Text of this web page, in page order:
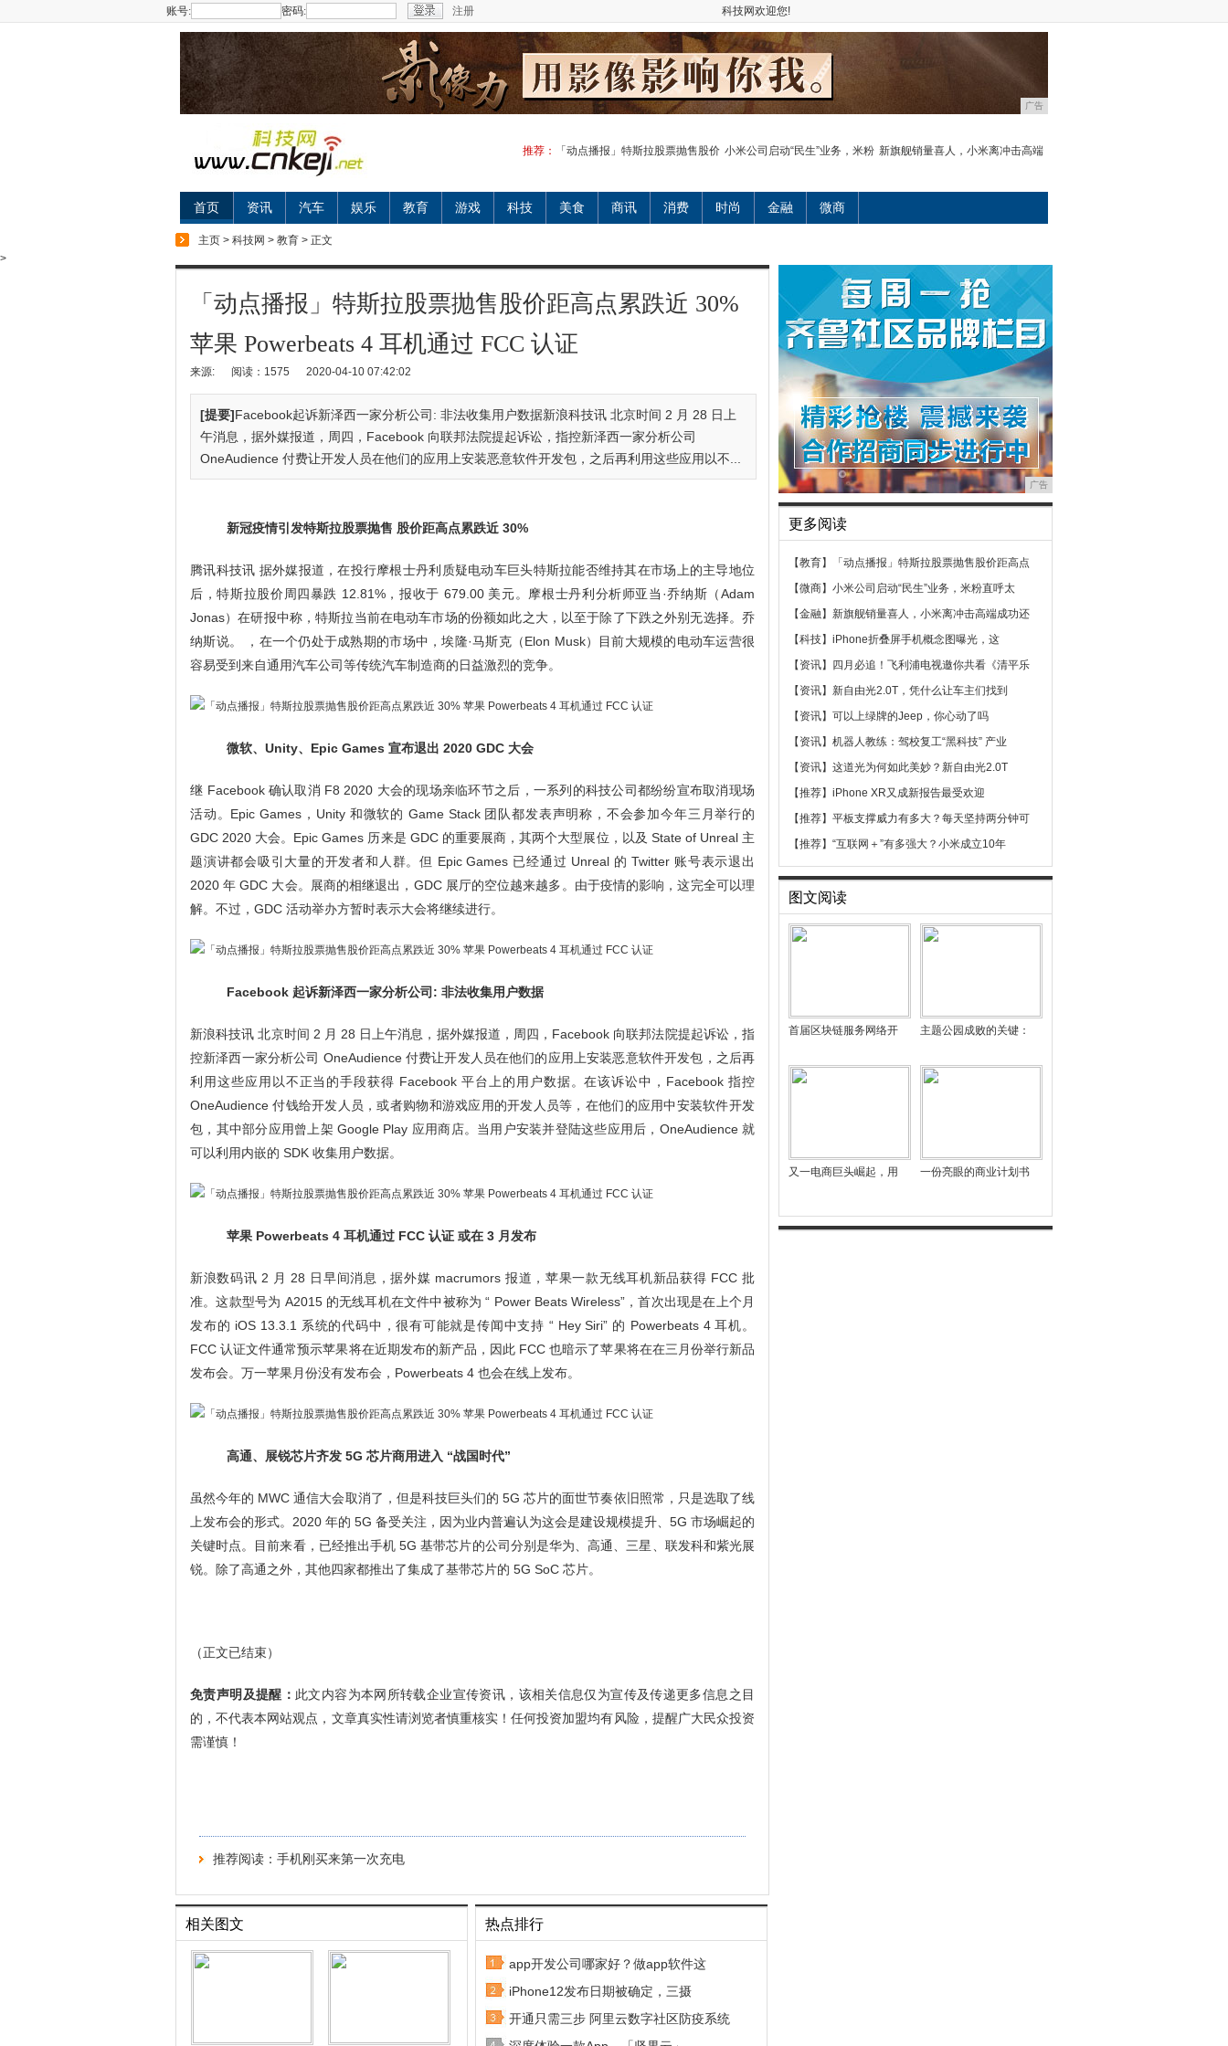
账号: 密码: 注册 科技网欢迎您!
广告
推荐： 「动点播报」特斯拉股票抛售股价 小米公司启动“民生”业务，米粉 新旗舰销量喜人，小米离冲击高端
首页 资讯 汽车 娱乐 教育 游戏 科技 美食 商讯 消费 时尚 金融 微商
主页 > 科技网 > 教育 > 正文
>
「动点播报」特斯拉股票抛售股价距高点累跌近 30%
苹果 Powerbeats 4 耳机通过 FCC 认证
来源: 阅读：1575 2020-04-10 07:42:02
[提要]Facebook起诉新泽西一家分析公司: 非法收集用户数据新浪科技讯 北京时间 2 月 28 日上
午消息，据外媒报道，周四，Facebook 向联邦法院提起诉讼，指控新泽西一家分析公司
OneAudience 付费让开发人员在他们的应用上安装恶意软件开发包，之后再利用这些应用以不...
新冠疫情引发特斯拉股票抛售 股价距高点累跌近 30%
腾讯科技讯 据外媒报道，在投行摩根士丹利质疑电动车巨头特斯拉能否维持其在市场上的主导地位
后，特斯拉股价周四暴跌 12.81%，报收于 679.00 美元。摩根士丹利分析师亚当·乔纳斯（Adam
Jonas）在研报中称，特斯拉当前在电动车市场的份额如此之大，以至于除了下跌之外别无选择。乔
纳斯说。 ，在一个仍处于成熟期的市场中，埃隆·马斯克（Elon Musk）目前大规模的电动车运营很
容易受到来自通用汽车公司等传统汽车制造商的日益激烈的竞争。
微软、Unity、Epic Games 宣布退出 2020 GDC 大会
继 Facebook 确认取消 F8 2020 大会的现场亲临环节之后，一系列的科技公司都纷纷宣布取消现场
活动。Epic Games，Unity 和微软的 Game Stack 团队都发表声明称，不会参加今年三月举行的
GDC 2020 大会。Epic Games 历来是 GDC 的重要展商，其两个大型展位，以及 State of Unreal 主
题演讲都会吸引大量的开发者和人群。但 Epic Games 已经通过 Unreal 的 Twitter 账号表示退出
2020 年 GDC 大会。展商的相继退出，GDC 展厅的空位越来越多。由于疫情的影响，这完全可以理
解。不过，GDC 活动举办方暂时表示大会将继续进行。
Facebook 起诉新泽西一家分析公司: 非法收集用户数据
新浪科技讯 北京时间 2 月 28 日上午消息，据外媒报道，周四，Facebook 向联邦法院提起诉讼，指
控新泽西一家分析公司 OneAudience 付费让开发人员在他们的应用上安装恶意软件开发包，之后再
利用这些应用以不正当的手段获得 Facebook 平台上的用户数据。在该诉讼中，Facebook 指控
OneAudience 付钱给开发人员，或者购物和游戏应用的开发人员等，在他们的应用中安装软件开发
包，其中部分应用曾上架 Google Play 应用商店。当用户安装并登陆这些应用后，OneAudience 就
可以利用内嵌的 SDK 收集用户数据。
苹果 Powerbeats 4 耳机通过 FCC 认证 或在 3 月发布
新浪数码讯 2 月 28 日早间消息，据外媒 macrumors 报道，苹果一款无线耳机新品获得 FCC 批
准。这款型号为 A2015 的无线耳机在文件中被称为 “ Power Beats Wireless”，首次出现是在上个月
发布的 iOS 13.3.1 系统的代码中，很有可能就是传闻中支持 “ Hey Siri” 的 Powerbeats 4 耳机。
FCC 认证文件通常预示苹果将在近期发布的新产品，因此 FCC 也暗示了苹果将在在三月份举行新品
发布会。万一苹果月份没有发布会，Powerbeats 4 也会在线上发布。
高通、展锐芯片齐发 5G 芯片商用进入 “战国时代”
虽然今年的 MWC 通信大会取消了，但是科技巨头们的 5G 芯片的面世节奏依旧照常，只是选取了线
上发布会的形式。2020 年的 5G 备受关注，因为业内普遍认为这会是建设规模提升、5G 市场崛起的
关键时点。目前来看，已经推出手机 5G 基带芯片的公司分别是华为、高通、三星、联发科和紫光展
锐。除了高通之外，其他四家都推出了集成了基带芯片的 5G SoC 芯片。
（正文已结束）
免责声明及提醒： 此文内容为本网所转载企业宣传资讯，该相关信息仅为宣传及传递更多信息之目
的，不代表本网站观点，文章真实性请浏览者慎重核实！任何投资加盟均有风险，提醒广大民众投资
需谨慎！
推荐阅读： 手机刚买来第一次充电
相关图文 热点排行
app开发公司哪家好？做app软件这
iPhone12发布日期被确定，三摄
开通只需三步 阿里云数字社区防疫系统
广告
更多阅读
【教育】
「动点播报」特斯拉股票抛售股价距高点
【微商】 小米公司启动“民生”业务，米粉直呼太
【金融】 新旗舰销量喜人，小米离冲击高端成功还
【科技】 iPhone折叠屏手机概念图曝光，这
【资讯】
四月必追！飞利浦电视邀你共看《清平乐
【资讯】 新自由光2.0T，凭什么让车主们找到
【资讯】 可以上绿牌的Jeep，你心动了吗
【资讯】 机器人教练：驾校复工“黑科技” 产业
【资讯】 这道光为何如此美妙？新自由光2.0T
【推荐】 iPhone XR又成新报告最受欢迎
【推荐】 平板支撑威力有多大？每天坚持两分钟可
【推荐】 “互联网＋”有多强大？小米成立10年
图文阅读
首届区块链服务网络开 主题公园成败的关键：
又一电商巨头崛起，用 一份亮眼的商业计划书